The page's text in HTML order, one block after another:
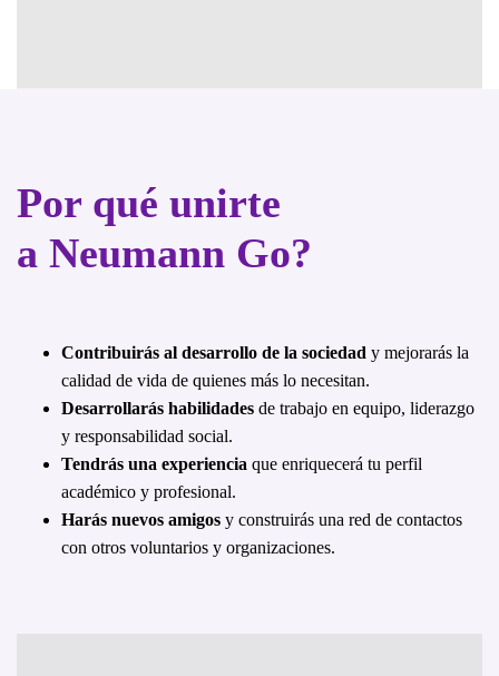
Por qué unirte
a Neumann Go?
Contribuirás al desarrollo de la sociedad y mejorarás la
calidad de vida de quienes más lo necesitan.
Desarrollarás habilidades de trabajo en equipo, liderazgo
y responsabilidad social.
Tendrás una experiencia que enriquecerá tu perfil
académico y profesional.
Harás nuevos amigos y construirás una red de contactos
con otros voluntarios y organizaciones.